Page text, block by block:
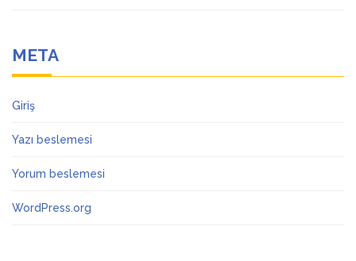
META
Giriş
Yazı beslemesi
Yorum beslemesi
WordPress.org